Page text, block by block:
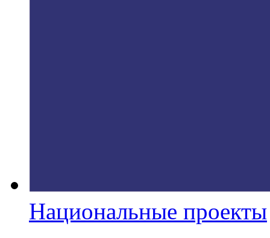
Национальные проекты